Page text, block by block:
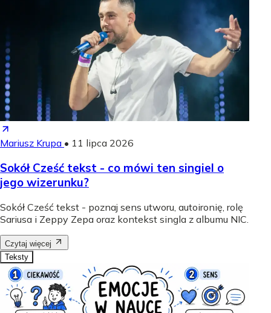
Mariusz Krupa • 11 lipca 2026
Sokół Cześć tekst - co mówi ten singiel o
jego wizerunku?
Sokół Cześć tekst - poznaj sens utworu, autoironię, rolę
Sariusa i Zeppy Zepa oraz kontekst singla z albumu NIC.
Czytaj więcej
Teksty